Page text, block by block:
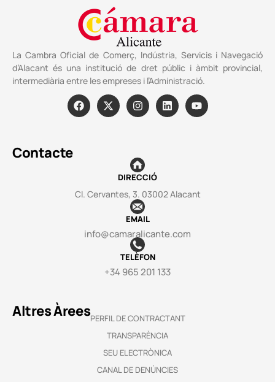
La Cambra Oficial de Comerç, Indústria, Servicis i Navegació
d’Alacant és una institució de dret públic i àmbit provincial,
intermediària entre les empreses i l’Administració.
Contacte
DIRECCIÓ
Cl. Cervantes, 3. 03002 Alacant
EMAIL
info@camaralicante.com
TELÈFON
+34 965 201 133
Altres ÀreesPERFIL DE CONTRACTANT
TRANSPARÈNCIA
SEU ELECTRÒNICA
CANAL DE DENÚNCIES